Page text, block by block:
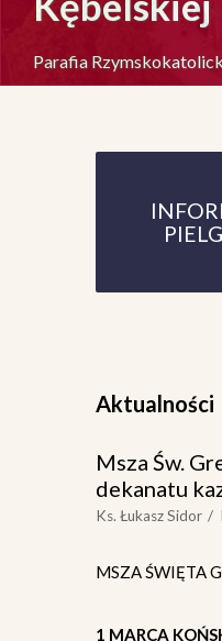
Parafia
Aktualności
Msza Św.
dekanatu
Ks. Łukasz Sidor
MSZA ŚWIĘTA
1 MARCA